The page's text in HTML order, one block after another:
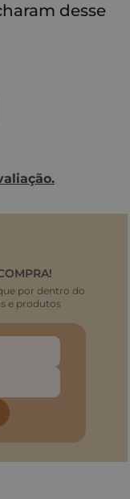
desse
por dentro do
e produtos